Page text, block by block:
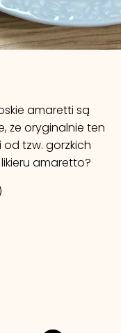
amaretti są
że oryginalnie ten
tzw. gorzkich
amaretto?